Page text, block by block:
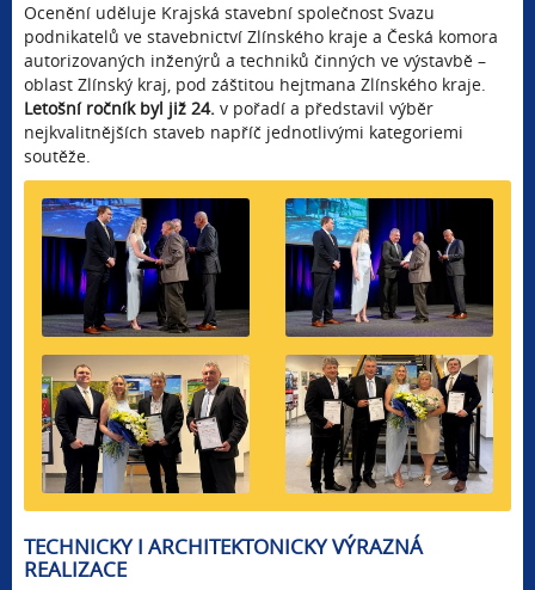
Ocenění uděluje Krajská stavební společnost Svazu
podnikatelů ve stavebnictví Zlínského kraje a Česká komora
autorizovaných inženýrů a techniků činných ve výstavbě –
oblast Zlínský kraj, pod záštitou hejtmana Zlínského kraje.
Letošní ročník byl již 24. v pořadí a představil výběr
nejkvalitnějších staveb napříč jednotlivými kategoriemi
soutěže.
TECHNICKY I ARCHITEKTONICKY VÝRAZNÁ
REALIZACE